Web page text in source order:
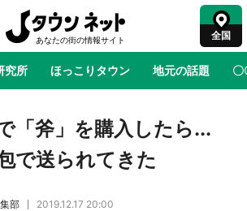
全国
究所 ほっこりタウン 地元の話題 〇
絶景 あの時はありがとう 物語がはじ
作品の世界観通じて「小児がん」学べる
「斧」を購入したら...
で送られてきた
部 2019.12.17 20:00